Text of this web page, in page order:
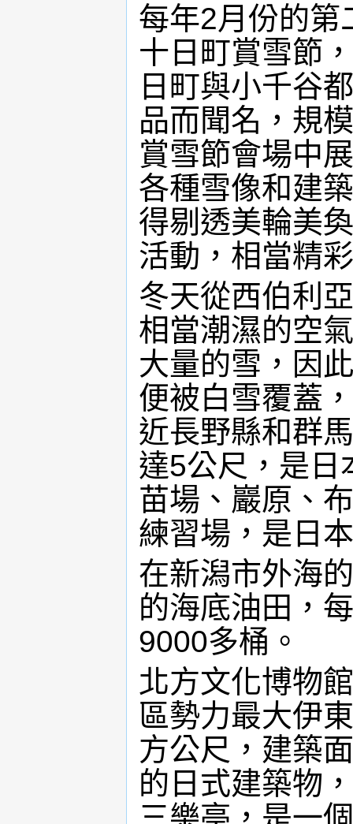
每年2月份的第
十日町賞雪節
日町與小千谷
品而聞名，規
賞雪節會場中
各種雪像和建
得剔透美輪美
活動，相當精
冬天從西伯利
相當潮濕的空
大量的雪，因
便被白雪覆蓋
近長野縣和群
達5公尺，是日
苗場、巖原、
練習場，是日
在新潟市外海
的海底油田，
9000多桶。
北方文化博物
區勢力最大伊
方公尺，建築
的日式建築物
三樂亭，是一